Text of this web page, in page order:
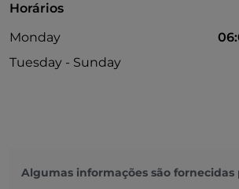
Horários
Monday
Tuesday - Sunday
Algumas informações são fornecidas